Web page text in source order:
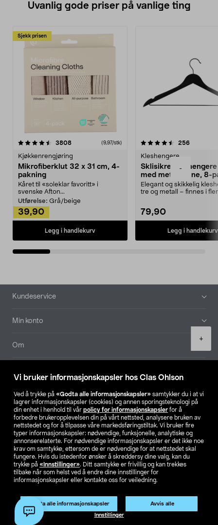
Vi bruker informasjonskapsler hos Clas Ohlson
Ved å trykke på «Godta alle informasjonskapsler» samtykker du i at vi
lagrer informasjonskapsler (cookies) og annen sporingsteknologi på
din enhet i henhold til vår policy for informasjonskapsler for å
forbedre brukeropplevelsen din på vårt nettsted, analysere bruken av
nettstedet og for å tilpasse våre markedsføringstiltak. Vi bruker fire
typer informasjonskapsler: nødvendige, funksjonelle, analytiske og
annonserelaterte. For nødvendige informasjonskapsler er det ikke noe
krav om samtykke, ettersom de er nødvendige for at nettstedet skal
fungere. Hvis du istedenfor ønsker å skreddersy dine valg, kan du
trykke på «Innstillinger». Ditt samtykke er frivillig og kan trekkes
tilbake når som helst ved å endre dine innstillinger for
informasjonskapsler eller kontakte oss for veiledning.
Godta alle informasjonskapsler Avvis alle
Innstillinger
-
+
Legg i handlekurv
Uvanlig gode priser på vanlige ting
Sjekk prisen
3808anmeldelser(9,97/stk)
Kjøkkenrengjøring
Mikrofiberklut 32 x 31 cm, 4-
pakning
Kåret til «soleklar favoritt» i
svenske Afton...
Utførelse: Grå/beige
39,90
Legg i handlekurv
4.5av 5 stjerner 256
Kleshengere
Sklisikre
med metallpinne, 8-
Elegant og skikkelig
tre og metall – finnes i
79,90
Legg i handlekurv
4.5av 5 stjerner
Bunntekst
Kundeservice
Min konto
Om
Våre selskaper
Finn din butikk
SE NO FI
Privacy statement Medlemsvilkår Kjøpsvilkår
For bedrifter
Endre til priser ekskl. moms